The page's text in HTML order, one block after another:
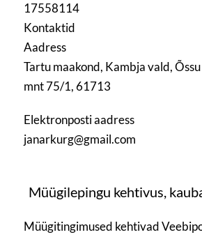
17558114
Kontaktid
Aadress
Tartu maakond, Kambja vald,
mnt 75/1, 61713
Elektronposti aadress
janarkurg@gmail.com
Müügilepingu kehtivus,
Müügitingimused kehtivad